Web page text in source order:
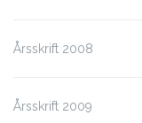
Årsskrift 2008
Årsskrift 2009